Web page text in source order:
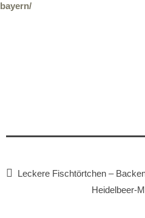
bayern/
Leckere Fischtörtchen –
Heidelbeer-